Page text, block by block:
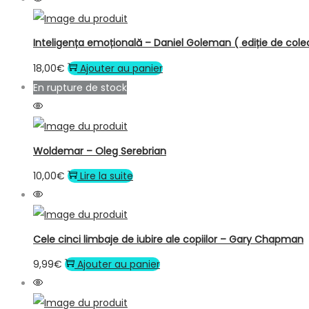
Inteligența emoțională – Daniel Goleman ( ediție de
18,00€
Ajouter au panier
En rupture de stock
Woldemar – Oleg Serebrian
10,00€ Lire la suite
Cele cinci limbaje de iubire ale copiilor – Gary Chapman
9,99€ Ajouter au panier